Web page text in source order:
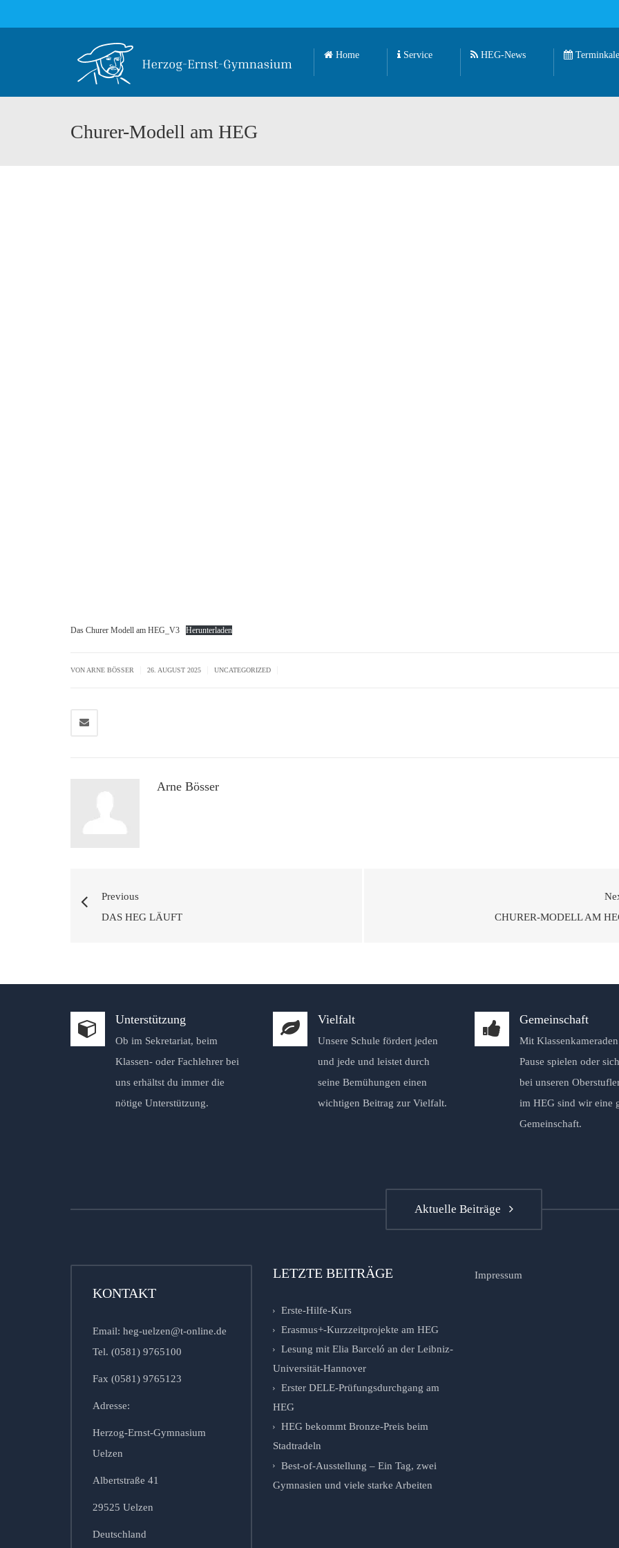
Home Service HEG-News
Churer-Modell am HEG
Das Churer Modell am HEG_V3 Herunterladen
VON ARNE BÖSSER 26. AUGUST 2025 UNCATEGORIZED
Arne Bösser
Previous
DAS HEG LÄUFT
CHURER-MODELL AM
Unterstützung
Ob im Sekretariat, beim
Klassen- oder Fachlehrer bei
uns erhältst du immer die
nötige Unterstützung.
Vielfalt
Unsere Schule fördert jeden
und jede und leistet durch
seine Bemühungen einen
wichtigen Beitrag zur Vielfalt.
Gemeinschaft
Mit
Pause spielen oder
bei unseren
im HEG sind wir eine
Gemeinschaft.
Aktuelle Beiträge
KONTAKT
Email: heg-uelzen@t-online.de
Tel. (0581) 9765100
Fax (0581) 9765123
Adresse:
Herzog-Ernst-Gymnasium
Uelzen
Albertstraße 41
29525 Uelzen
Deutschland
LETZTE BEITRÄGE
Erste-Hilfe-Kurs
Erasmus+-Kurzzeitprojekte am HEG
Lesung mit Elia Barceló an der Leibniz-
Universität-Hannover
Erster DELE-Prüfungsdurchgang am
HEG
HEG bekommt Bronze-Preis beim
Stadtradeln
Best-of-Ausstellung – Ein Tag, zwei
Gymnasien und viele starke Arbeiten
Impressum